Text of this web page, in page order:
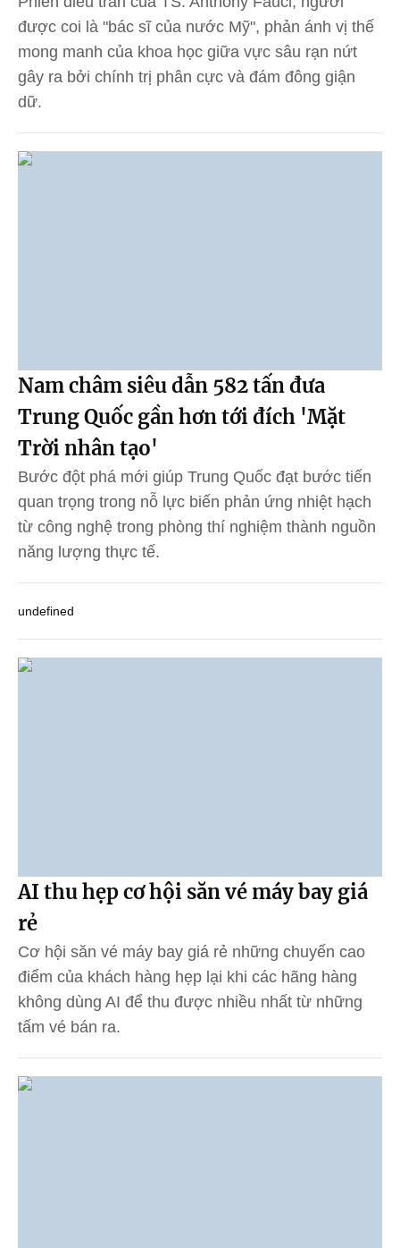
được coi là "bác sĩ của nước Mỹ", phản ánh vị thế
mong manh của khoa học giữa vực sâu rạn nứt
gây ra bởi chính trị phân cực và đám đông giận
dữ.
Nam châm siêu dẫn 582 tấn đưa
Trung Quốc gần hơn tới đích 'Mặt
Trời nhân tạo'
Bước đột phá mới giúp Trung Quốc đạt bước tiến
quan trọng trong nỗ lực biến phản ứng nhiệt hạch
từ công nghệ trong phòng thí nghiệm thành nguồn
năng lượng thực tế.
undefined
AI thu hẹp cơ hội săn vé máy bay giá
rẻ
Cơ hội săn vé máy bay giá rẻ những chuyến cao
điểm của khách hàng hẹp lại khi các hãng hàng
không dùng AI để thu được nhiều nhất từ những
tấm vé bán ra.